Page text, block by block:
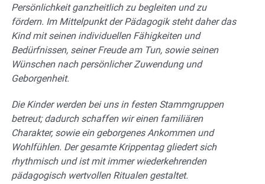
Persönlichkeit ganzheitlich zu begleiten und zu
fördern. Im Mittelpunkt der Pädagogik steht daher das
Kind mit seinen individuellen Fähigkeiten und
Bedürfnissen, seiner Freude am Tun, sowie seinen
Wünschen nach persönlicher Zuwendung und
Geborgenheit.
Die Kinder werden bei uns in festen Stammgruppen
betreut; dadurch schaffen wir einen familiären
Charakter, sowie ein geborgenes Ankommen und
Wohlfühlen. Der gesamte Krippentag gliedert sich
rhythmisch und ist mit immer wiederkehrenden
pädagogisch wertvollen Ritualen gestaltet.